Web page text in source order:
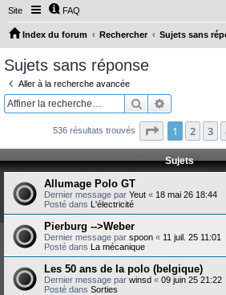
Site FAQ
Index du forum Rechercher Sujets sans
Sujets sans réponse
Aller à la recherche avancée
Rechercher
536 résultats trouvés Page 1sur11
1 2 3
Sujets
Allumage Polo GT
Dernier message par Yeut « 18 mai 26 18:44
Posté dans L'électricité
Pierburg -->Weber
Dernier message par spoon « 11 juil. 25 11:01
Posté dans La mécanique
Les 50 ans de la polo (belgique)
Dernier message par winsd « 09 juin 25 21:22
Posté dans Sorties